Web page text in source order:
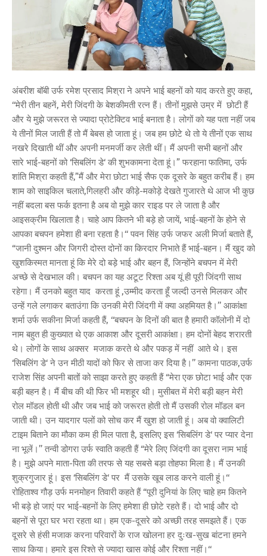
अंबरीश बॉबी उर्फ रमेश प्रसाद मिश्रा ने अपने भाई बहनों को याद करते हुए कहा,
‘‘मेरी तीन बहनें, मेरी जिंदगी के बेशकीमती रत्न हैं। तीनों मुझसे उम्र में छोटी हैं
और ये मुझे जरूरत से ज्यादा प्रोटेक्टिव भाई बनाता है। लोगों को यह पता नहीं जब
ये तीनों मिल जाती हैं तो मैं बेबस हो जाता हूं। जब हम छोटे थे तो ये तीनों एक साथ
नखरे दिखाती थीं और अपनी मनमर्जी कर लेती थीं। मैं अपनी सभी बहनों और
सारे भाई-बहनों को ‘सिबलिंग डे‘ की शुभकामना देता हूं।” फरहाना फातिमा, उर्फ
शांति मिश्रा कहती हैं,”मैं और मेरा छोटा भाई सैफ एक दूसरे के बहुत करीब हैं। हम
शाम को साइकिल चलाते,गिलहरी और कीड़े-मकोड़े देखते गुजारते थे आज भी कुछ
नहीं बदला बस फर्क इतना है अब वो मुझे कार राइड पर ले जाता है और
आइसक्रीम खिलाता है। चाहे आप कितने भी बड़े हो जायें, भाई-बहनों के होने से
आपका बचपन हमेशा ही बना रहता है।‘‘ पवन सिंह उर्फ जफर अली मिर्जा बताते हैं,
“जानी दुश्मन और जिगरी दोस्त दोनों का किरदार निभाते हैं भाई-बहन। मैं खुद को
खुशकिस्मत मानता हूं कि मेरे दो बड़े भाई और बहन हैं, जिन्होंने बचपन में मेरी
अच्छे से देखभाल की। बचपन का यह अटूट रिश्ता अब यूं ही पूरी जिंदगी साथ
रहेगा। मैं उनको बहुत याद करता हूं ,उम्मीद करता हूँ जल्दी उनसे मिलकर और
उन्हें गले लगाकर बताउंगा कि उनकी मेरी जिंदगी में क्या अहमियत है।’’ आकांक्षा
शर्मा उर्फ सकीना मिर्जा कहती हैं, ‘‘बचपन के दिनों की बात है हमारी कॉलोनी में दो
नाम बहुत ही कुख्यात थे एक आकाश और दूसरी आकांक्षा। हम दोनों बेहद शरारती
थे। लोगों के साथ अक्सर मजाक करते थे और पकड़ में नहीं आते थे। इस
‘सिबलिंग डे‘ ने उन मीठी यादों को फिर से ताजा कर दिया है।’’ कामना पाठक,उर्फ
राजेश सिंह अपनी बातों को साझा करते हुए कहती हैं “मेरा एक छोटा भाई और एक
बड़ी बहन है। मैं बीच की थी फिर भी मशहूर थी। मुसीबत में मेरी बड़ी बहन मेरी
रोल मॉडल होती थी और जब भाई को जरूरत होती तो मैं उसकी रोल मॉडल बन
जाती थी। उन यादगार पलों को सोच कर मैं खुश हो जाती हूं। अब वो क्वालिटी
टाइम बिताने का मौका कम ही मिल पाता है, इसलिए इस ‘सिबलिंग डे‘ पर प्यार देना
ना भूलें।’’ तन्वी डोगरा उर्फ स्वाति कहती हैं “मेरे लिए जिंदगी का दूसरा नाम भाई
है। मुझे अपने माता-पिता की तरफ से यह सबसे बड़ा तोहफा मिला है। मैं उनकी
शुक्रगुजार हूं। इस ‘सिबलिंग डे‘ पर मैं उसके खूब लाड करने वाली हूं।‘‘
रोहिताश्व गौड़ उर्फ मनमोहन तिवारी कहते हैं “पूरी दुनियां के लिए चाहे हम कितने
भी बड़े हो जाएं पर भाई-बहनों के लिए हमेशा ही छोटे रहते हैं। दो भाई और दो
बहनों से पूरा घर भरा रहता था। हम एक-दूसरे को अच्छी तरह समझते हैं। एक
दूसरे से हंसी मजाक करना परिवारों के राज खोलना हर दुःख-सुख बांटना हमने
साथ किया। हमारे इस रिश्ते से ज्यादा खास कोई और रिश्ता नहीं।‘‘